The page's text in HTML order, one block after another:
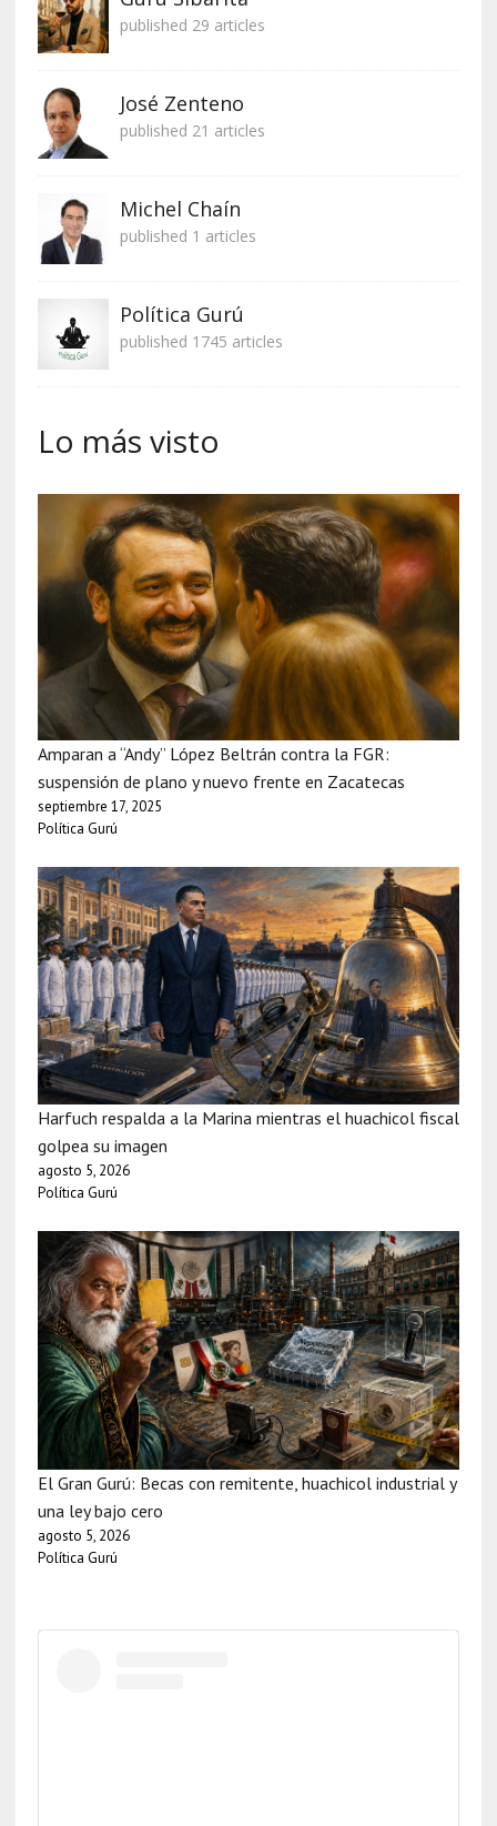
published 29 articles
José Zenteno
published 21 articles
Michel Chaín
published 1 articles
Política Gurú
published 1745 articles
Lo más visto
Amparan a “Andy” López Beltrán contra la FGR:
suspensión de plano y nuevo frente en Zacatecas
septiembre 17, 2025
Política Gurú
Harfuch respalda a la Marina mientras el huachicol fiscal
golpea su imagen
agosto 5, 2026
Política Gurú
El Gran Gurú: Becas con remitente, huachicol industrial y
una ley bajo cero
agosto 5, 2026
Política Gurú